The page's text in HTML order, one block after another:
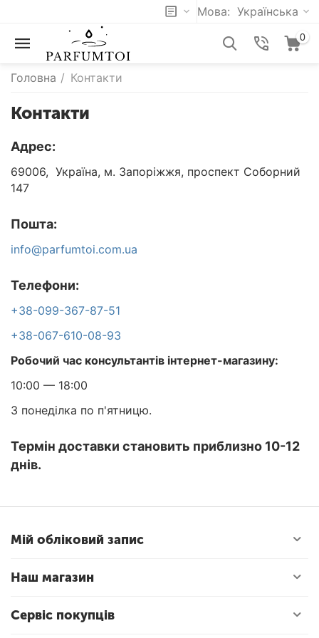
Мова: Українська
0
Головна / Контакти
Контакти
Адрес:
69006, Україна, м. Запоріжжя, проспект Соборний
147
Пошта:
info@parfumtoi.com.ua
Телефони:
+38-099-367-87-51
+38-067-610-08-93
Робочий час консультантів інтернет-магазину:
10:00 — 18:00
З понеділка по п'ятницю.
Термін доставки становить приблизно 10-12
днів.
Мій обліковий запис
Наш магазин
Сервіс покупців